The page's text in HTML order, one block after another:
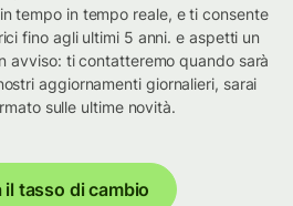
tempo in tempo reale, e ti consente
fino agli ultimi 5 anni. e aspetti un
avviso: ti contatteremo quando sarà
aggiornamenti giornalieri, sarai
sulle ultime novità.
il tasso di cambio